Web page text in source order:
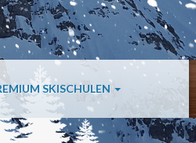
SKISCHULEN